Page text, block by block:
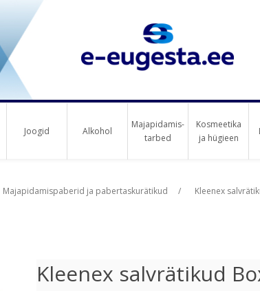
Joogid Alkohol
Majapidamis-
tarbed
Kosmeetika
ja hügieen
Majapidamispaberid ja pabertaskurätikud / Kleenex
Kleenex salvrätikud